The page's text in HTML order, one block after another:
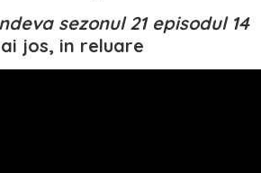
sezonul 21 episodul 14
jos, in reluare